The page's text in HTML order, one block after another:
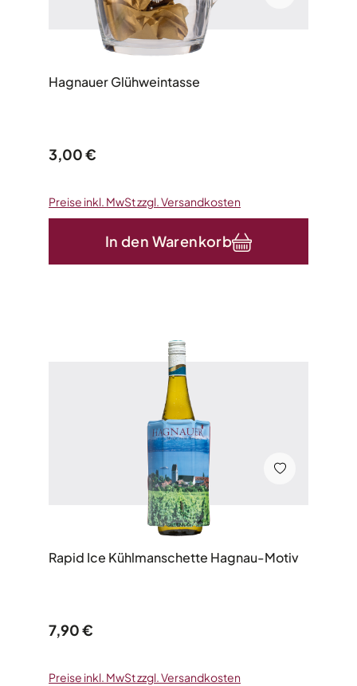
Hagnauer Glühweintasse
Regulärer Preis:
3,00 €
Preise inkl. MwSt zzgl. Versandkosten
In den Warenkorb
Rapid Ice Kühlmanschette Hagnau-Motiv
Regulärer Preis:
7,90 €
Preise inkl. MwSt zzgl. Versandkosten